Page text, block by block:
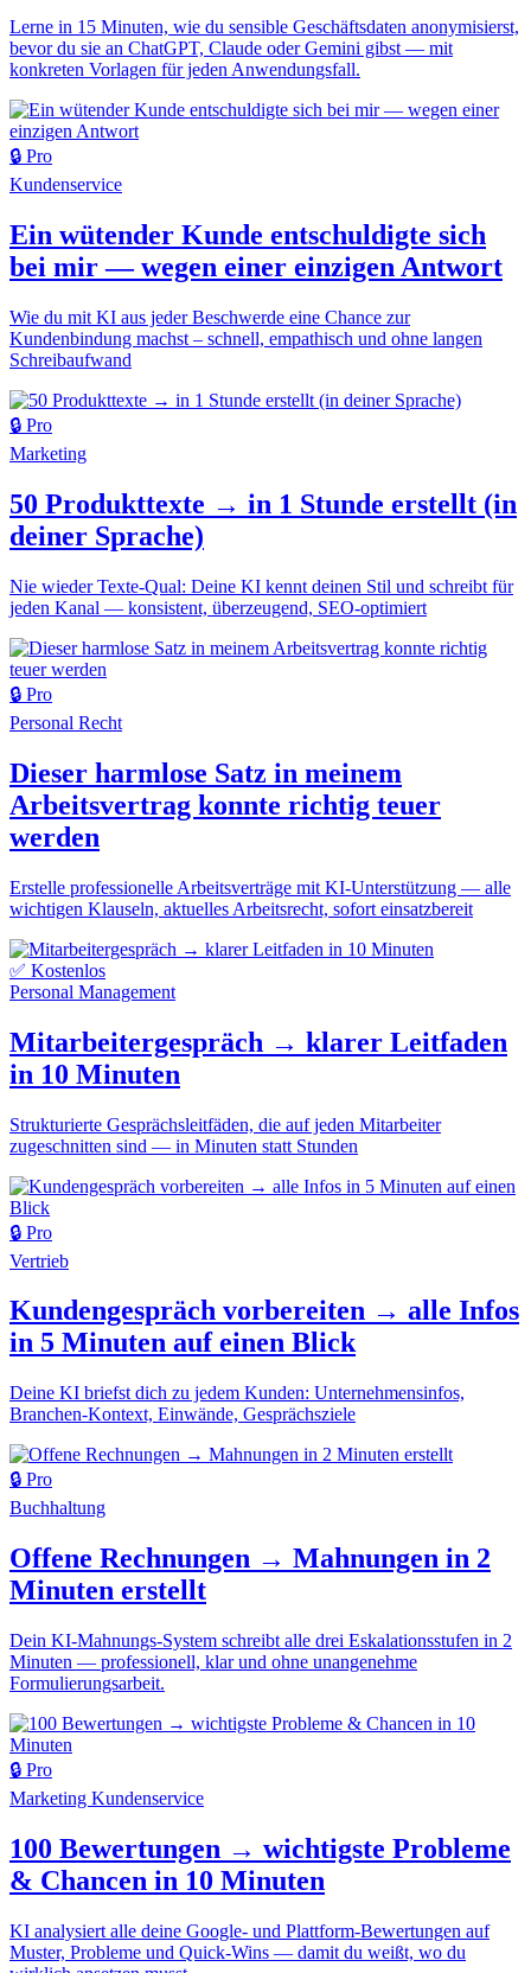
Lerne in 15 Minuten, wie du sensible Geschäftsdaten anonymisierst,
bevor du sie an ChatGPT, Claude oder Gemini gibst — mit
konkreten Vorlagen für jeden Anwendungsfall.
🔒 Pro
Kundenservice
Ein wütender Kunde entschuldigte sich
bei mir — wegen einer einzigen Antwort
Wie du mit KI aus jeder Beschwerde eine Chance zur
Kundenbindung machst – schnell, empathisch und ohne langen
Schreibaufwand
🔒 Pro
Marketing
50 Produkttexte → in 1 Stunde erstellt (in
deiner Sprache)
Nie wieder Texte-Qual: Deine KI kennt deinen Stil und schreibt für
jeden Kanal — konsistent, überzeugend, SEO-optimiert
🔒 Pro
Personal Recht
Dieser harmlose Satz in meinem
Arbeitsvertrag konnte richtig teuer
werden
Erstelle professionelle Arbeitsverträge mit KI-Unterstützung — alle
wichtigen Klauseln, aktuelles Arbeitsrecht, sofort einsatzbereit
✅ Kostenlos
Personal Management
Mitarbeitergespräch → klarer Leitfaden
in 10 Minuten
Strukturierte Gesprächsleitfäden, die auf jeden Mitarbeiter
zugeschnitten sind — in Minuten statt Stunden
🔒 Pro
Vertrieb
Kundengespräch vorbereiten → alle Infos
in 5 Minuten auf einen Blick
Deine KI briefst dich zu jedem Kunden: Unternehmensinfos,
Branchen-Kontext, Einwände, Gesprächsziele
🔒 Pro
Buchhaltung
Offene Rechnungen → Mahnungen in 2
Minuten erstellt
Dein KI-Mahnungs-System schreibt alle drei Eskalationsstufen in 2
Minuten — professionell, klar und ohne unangenehme
Formulierungsarbeit.
🔒 Pro
Marketing Kundenservice
100 Bewertungen → wichtigste Probleme
& Chancen in 10 Minuten
KI analysiert alle deine Google- und Plattform-Bewertungen auf
Muster, Probleme und Quick-Wins — damit du weißt, wo du